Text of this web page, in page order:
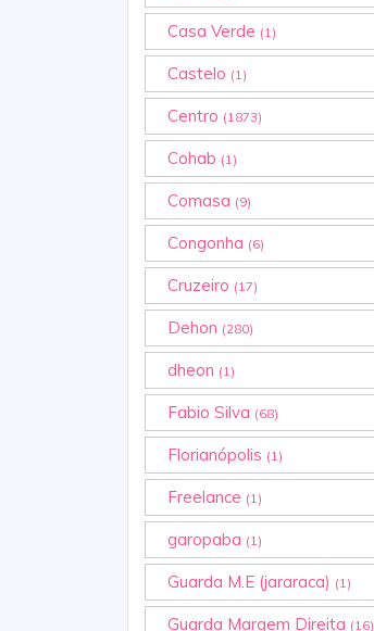
Casa Verde (1)
Castelo (1)
Centro (1873)
Cohab (1)
Comasa (9)
Congonha (6)
Cruzeiro (17)
Dehon (280)
dheon (1)
Fabio Silva (68)
Florianópolis (1)
Freelance (1)
garopaba (1)
Guarda M.E (jararaca) (1)
Guarda Margem Direita (16)